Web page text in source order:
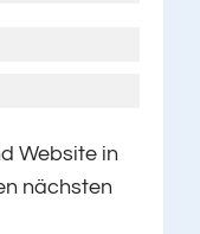
Website in
nächsten